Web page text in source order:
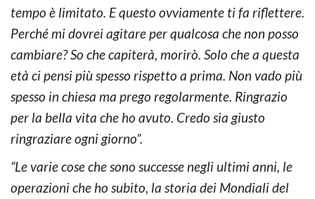
tempo è limitato. E questo ovviamente ti fa riflettere.
Perché mi dovrei agitare per qualcosa che non posso
cambiare? So che capiterà, morirò. Solo che a questa
età ci pensi più spesso rispetto a prima. Non vado più
spesso in chiesa ma prego regolarmente. Ringrazio
per la bella vita che ho avuto. Credo sia giusto
ringraziare ogni giorno”.
“Le varie cose che sono successe negli ultimi anni, le
operazioni che ho subito, la storia dei Mondiali del